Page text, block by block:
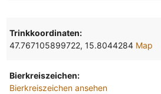
Trinkkoordinaten:
47.767105899722, 15.8044284 Map
Bierkreiszeichen:
Bierkreiszeichen ansehen